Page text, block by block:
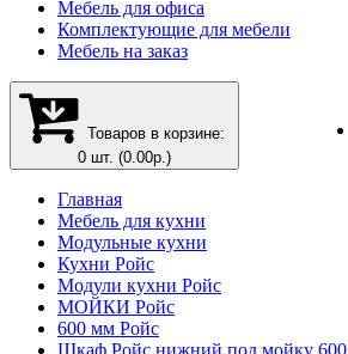
Мебель для офиса
Комплектующие для мебели
Мебель на заказ
Товаров в корзине:
0 шт. (0.00р.)
Главная
Мебель для кухни
Модульные кухни
Кухни Ройс
Модули кухни Ройс
МОЙКИ Ройс
600 мм Ройс
Шкаф Ройс нижний под мойку 600